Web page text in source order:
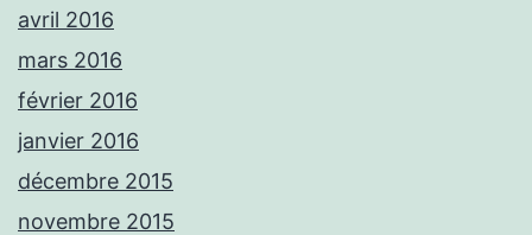
avril 2016
mars 2016
février 2016
janvier 2016
décembre 2015
novembre 2015